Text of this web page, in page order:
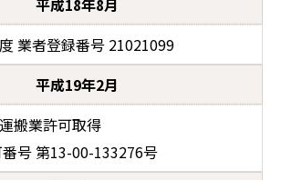
平成18年8月
業者登録番号 21021099
平成19年2月
搬業許可取得
号 第13-00-133276号